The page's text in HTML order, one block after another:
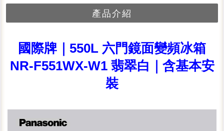
產品介紹
國際牌｜550L 六門鏡面變頻冰箱
NR-F551WX-W1 翡翠白｜含基本安
裝